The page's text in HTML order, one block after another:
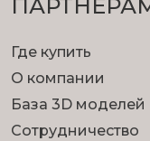
Где купить
О компании
База 3D моделей
Сотрудничество